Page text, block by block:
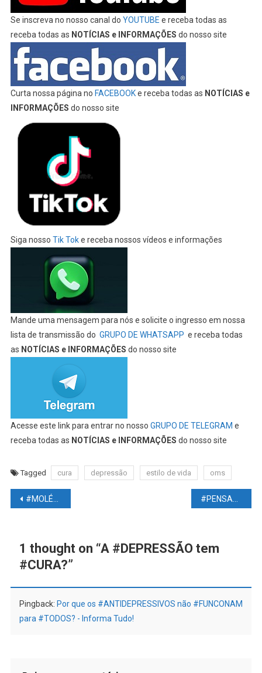
Se inscreva no nosso canal do YOUTUBE e receba todas as
receba todas as NOTÍCIAS e INFORMAÇÕES do nosso site
Curta nossa página no FACEBOOKe receba todas as NOTÍCIAS e
INFORMAÇÕES do nosso site
Siga nosso Tik Toke receba nossos vídeos e informações
Mande uma mensagem para nós e solicite o ingresso em nossa
lista de transmissão do GRUPO DE WHATSAPP e receba todas
as NOTÍCIAS e INFORMAÇÕES do nosso site
Acesse este link para entrar no nosso GRUPO DE TELEGRAM e
receba todas as NOTÍCIAS e INFORMAÇÕES do nosso site
Tagged cura depressão estilo de vida oms
Navegação
Post
#MOLÉCULA recém-descoberta #COMBATE mais de #300 tipos de #BACTÉRIAS resistentes #PENSAR demais pode #CANSAR o #CÉREBRO
1 thought on “A #DEPRESSÃO tem
#CURA?”
Pingback: Por que os #ANTIDEPRESSIVOS não #FUNCONAM
para #TODOS? - Informa Tudo!